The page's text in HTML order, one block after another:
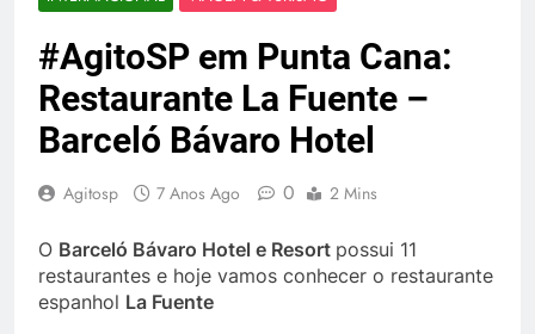
#AgitoSP em Punta Cana:
Restaurante La Fuente –
Barceló Bávaro Hotel
Agitosp 7 Anos Ago 0 2 Mins
O Barceló Bávaro Hotel e Resort possui 11
restaurantes e hoje vamos conhecer o restaurante
espanhol La Fuente